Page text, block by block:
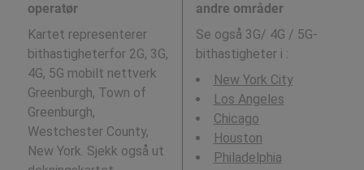
operatør
Kartet representerer
bithastigheterfor 2G, 3G,
4G, 5G mobilt nettverk
Greenburgh, Town of
Greenburgh,
Westchester County,
New York. Sjekk også ut
andre områder
Se også 3G/ 4G / 5G-
bithastigheter i :
New York City
Los Angeles
Chicago
Houston
Philadelphia